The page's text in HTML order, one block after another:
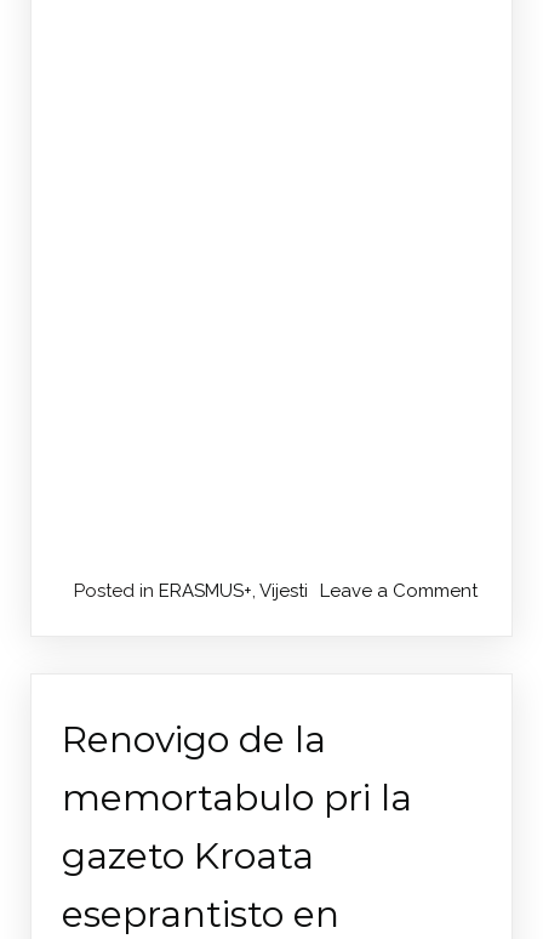
Posted in ERASMUS+, Vijesti Leave a Commenton
Renovigo de la
memortabulo pri la
gazeto Kroata
eseprantisto en